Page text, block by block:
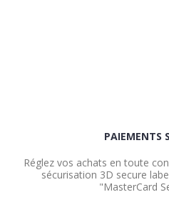
PAIEMENTS
Réglez vos achats en toute
sécurisation 3D secure
"MasterCard